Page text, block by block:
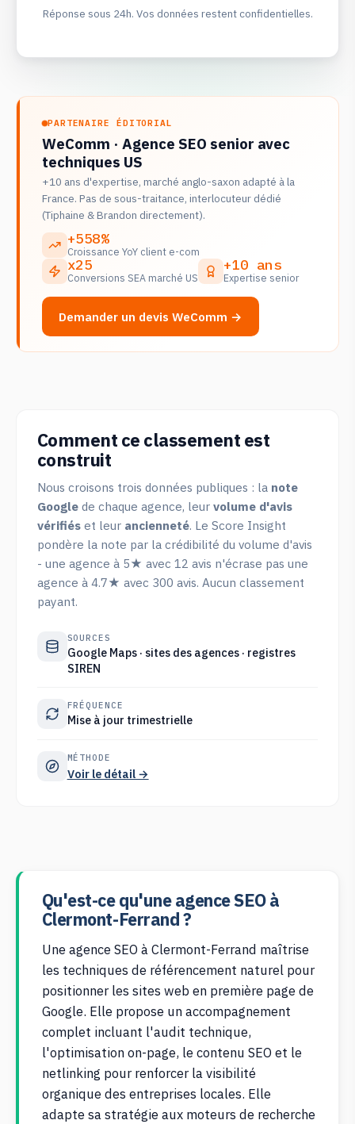
Réponse sous 24h. Vos données restent confidentielles.
PARTENAIRE ÉDITORIAL
WeComm · Agence SEO senior avec
techniques US
+10 ans d'expertise, marché anglo-saxon adapté à la
France. Pas de sous-traitance, interlocuteur dédié
(Tiphaine & Brandon directement).
+558%
Croissance YoY client e-com
x25
Conversions SEA marché US
+10 ans
Expertise senior
Demander un devis WeComm →
Comment ce classement est
construit
Nous croisons trois données publiques : la note
Googlede chaque agence, leur volume d'avis
vérifiéset leur ancienneté. Le Score Insight
pondère la note par la crédibilité du volume d'avis
- une agence à 5★ avec 12 avis n'écrase pas une
agence à 4.7★ avec 300 avis. Aucun classement
payant.
SOURCES
Google Maps · sites des agences · registres
SIREN
FRÉQUENCE
Mise à jour trimestrielle
MÉTHODE
Voir le détail →
Qu'est-ce qu'une agence SEO à
Clermont-Ferrand ?
Une agence SEO à Clermont-Ferrand maîtrise
les techniques de référencement naturel pour
positionner les sites web en première page de
Google. Elle propose un accompagnement
complet incluant l'audit technique,
l'optimisation on-page, le contenu SEO et le
netlinking pour renforcer la visibilité
organique des entreprises locales. Elle
adapte sa stratégie aux moteurs de recherche